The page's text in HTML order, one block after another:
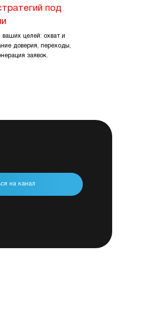
под
ваших целей: охват и
доверия, переходы,
заявок.
на канал